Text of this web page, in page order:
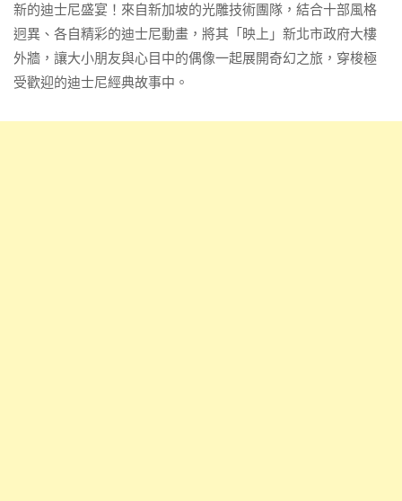
新的迪士尼盛宴！來自新加坡的光雕技術團隊，結合十部風格
迥異、各自精彩的迪士尼動畫，將其「映上」新北市政府大樓
外牆，讓大小朋友與心目中的偶像一起展開奇幻之旅，穿梭極
受歡迎的迪士尼經典故事中。